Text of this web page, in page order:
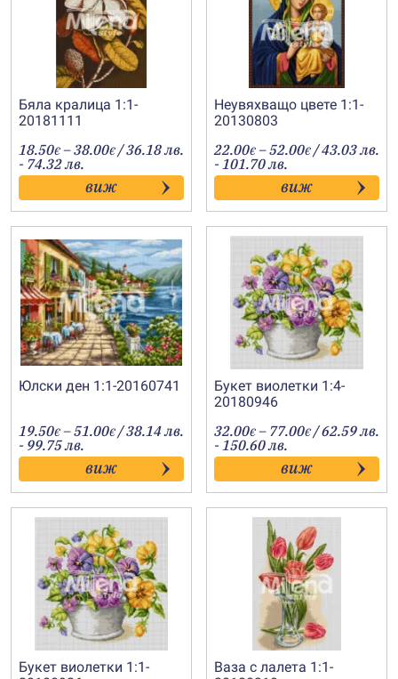
Бяла кралица 1:1-
20181111
18.50€ –38.00€Price
range:
18.50€
through
38.00€
/ 36.18 лв.
- 74.32 лв.
виж
Неувяхващо цвете 1:1-
20130803
22.00€ –52.00€Price
range:
22.00€
through
52.00€
/ 43.03 лв.
- 101.70 лв.
виж
Юлски ден 1:1-20160741
19.50€ –51.00€Price
range:
19.50€
through
51.00€
/ 38.14 лв.
- 99.75 лв.
виж
Букет виолетки 1:4-
20180946
32.00€ – 77.00€Price
range:
32.00€
through
77.00€
/ 62.59 лв.
- 150.60 лв.
виж
Букет виолетки 1:1-
Ваза с лалета 1:1-